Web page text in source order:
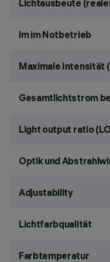
Lichtausbeute
lm im Notbetrieb
Maximale Intensität
Gesamtlichtstrom
Light output ratio
Optik und
Adjustability
Lichtfarbqualität
Farbtemperatur